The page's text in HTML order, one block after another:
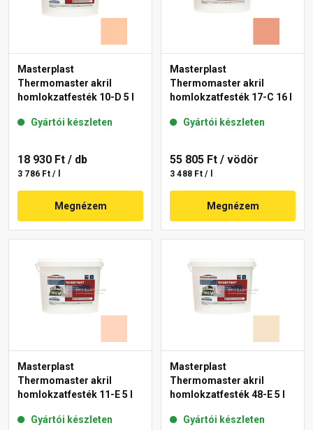
Masterplast
Thermomaster akril
homlokzatfesték 10-D 5 l
Gyártói készleten
18 930 Ft / db
3 786 Ft / l
Megnézem
Masterplast
Thermomaster akril
homlokzatfesték 17-C 16 l
Gyártói készleten
55 805 Ft / vödör
3 488 Ft / l
Megnézem
Masterplast
Thermomaster akril
homlokzatfesték 11-E 5 l
Gyártói készleten
Masterplast
Thermomaster akril
homlokzatfesték 48-E 5 l
Gyártói készleten